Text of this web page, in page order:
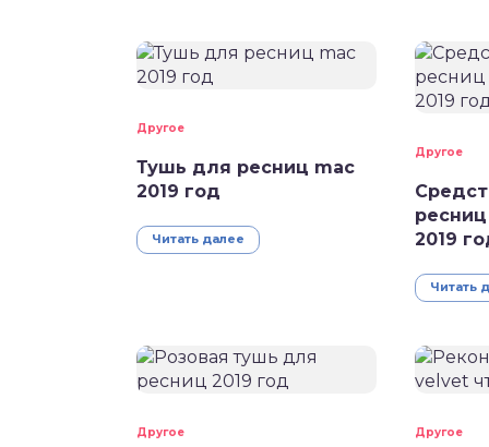
Другое
Тушь для ресниц mac
2019 год
Читать далее
Другое
2019
Читать
Другое Другое